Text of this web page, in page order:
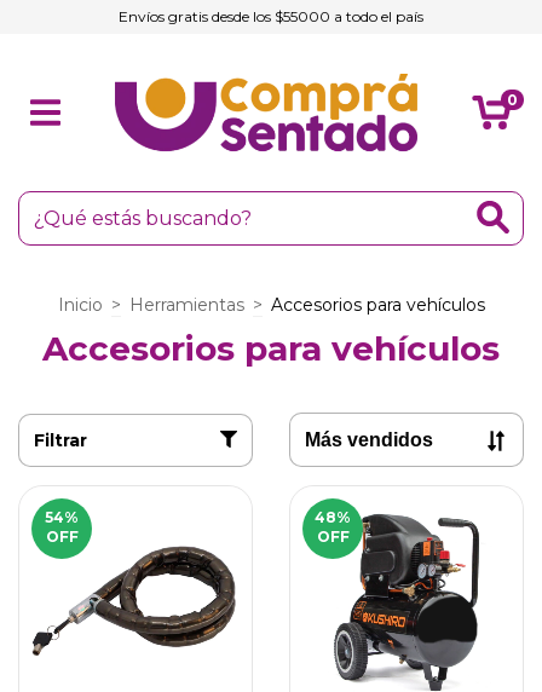
Envíos gratis desde los $55000 a todo el país
0
Inicio > Herramientas > Accesorios para vehículos
Accesorios para vehículos
Filtrar
54%
OFF
48%
OFF